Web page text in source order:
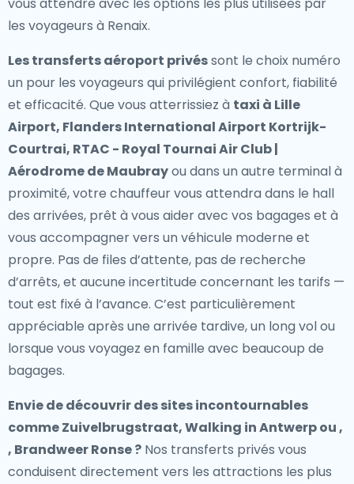
les voyageurs à Renaix.
Les transferts aéroport privéssont le choix numéro
un pour les voyageurs qui privilégient confort, fiabilité
et efficacité. Que vous atterrissiez à taxi à Lille
Airport, Flanders International Airport Kortrijk-
Courtrai, RTAC - Royal Tournai Air Club |
Aérodrome de Maubrayou dans un autre terminal à
proximité, votre chauffeur vous attendra dans le hall
des arrivées, prêt à vous aider avec vos bagages et à
vous accompagner vers un véhicule moderne et
propre. Pas de files d’attente, pas de recherche
d’arrêts, et aucune incertitude concernant les tarifs —
tout est fixé à l’avance. C’est particulièrement
appréciable après une arrivée tardive, un long vol ou
lorsque vous voyagez en famille avec beaucoup de
bagages.
Envie de découvrir des sites incontournables
comme Zuivelbrugstraat, Walking in Antwerp ou ,
, Brandweer Ronse ? Nos transferts privés vous
conduisent directement vers les attractions les plus